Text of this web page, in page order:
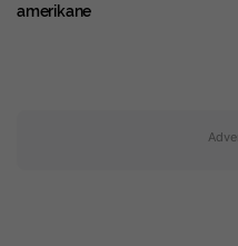
amerikane